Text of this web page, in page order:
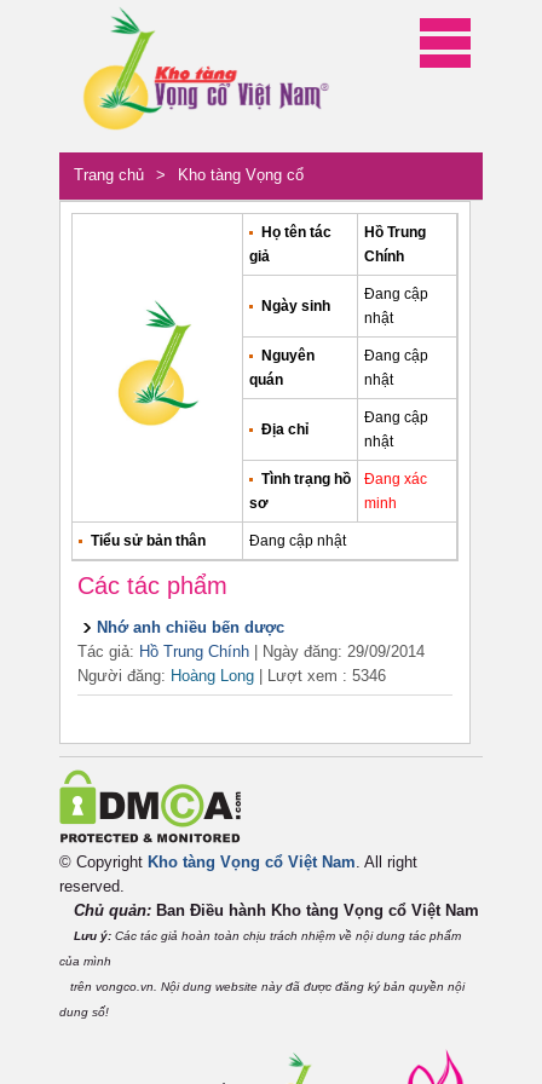
Trang chủ > Kho tàng Vọng cổ
Họ tên tác
giả
Hồ Trung
Chính
Ngày sinh
Đang cập
nhật
Nguyên
quán
Đang cập
nhật
Địa chỉ
Đang cập
nhật
Tình trạng hồ
sơ
Đang xác
minh
Tiểu sử bản thân Đang cập nhật
Các tác phẩm
Nhớ anh chiều bến dược
Tác giả: Hồ Trung Chính | Ngày đăng: 29/09/2014
Người đăng: Hoàng Long Lượt xem : 5346
© Copyright Kho tàng Vọng cổ Việt Nam. All right
reserved.
Chủ quản: Ban Điều hành Kho tàng Vọng cổ Việt Nam
Lưu ý: Các tác giả hoàn toàn chịu trách nhiệm về nội dung tác phẩm
của mình
trên vongco.vn. Nội dung website này đã được đăng ký bản quyền nội
dung số!